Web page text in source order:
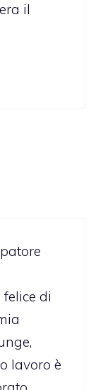
il
di
lavoro è